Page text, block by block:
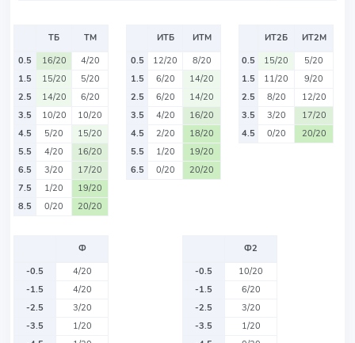
ТБ
ТМ
0.5
16/20
4/20
1.5
15/20
5/20
2.5
14/20
6/20
3.5
10/20
10/20
4.5
5/20
15/20
5.5
4/20
16/20
6.5
3/20
17/20
7.5
1/20
19/20
8.5
0/20 20/20
ИТБ
ИТМ
0.5
12/20
8/20
1.5
6/20
14/20
2.5
6/20
14/20
3.5
4/20
16/20
4.5
2/20
18/20
5.5
1/20
19/20
6.5
0/20 20/20
ИТ2Б
ИТ2М
0.5
15/20
5/20
1.5
11/20
9/20
2.5
8/20
12/20
3.5
3/20
17/20
4.5
0/20 20/20
Ф
-0.5
4/20
-1.5
4/20
-2.5
3/20
-3.5
1/20
Ф2
-0.5
10/20
-1.5
6/20
-2.5
3/20
-3.5
1/20